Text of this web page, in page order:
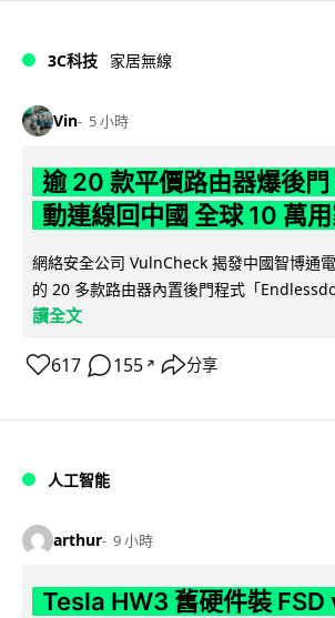
3C科技 家居無線
Vin 5 小時
逾 20 款平價路由器爆後門
動連線回中國 全球 10 萬
網絡安全公司 VulnCheck 揭發中國智博通
的 20 多款路由器內置後門程式「
讀全文
617 155 ↗ 分享
人工智能
arthur 9 小時
Tesla HW3 舊硬件裝 FSD